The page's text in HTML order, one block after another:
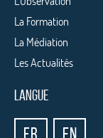
La Formation
La Médiation
Les Actualités
LANGUE
FR EN